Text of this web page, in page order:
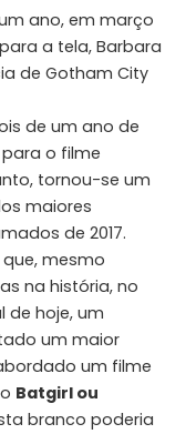
ano, em março
a tela, Barbara
de Gotham City
de um ano de
o filme
tornou-se um
maiores
de 2017.
mesmo
na história, no
de hoje, um
um maior
um filme
Batgirl ou
branco poderia